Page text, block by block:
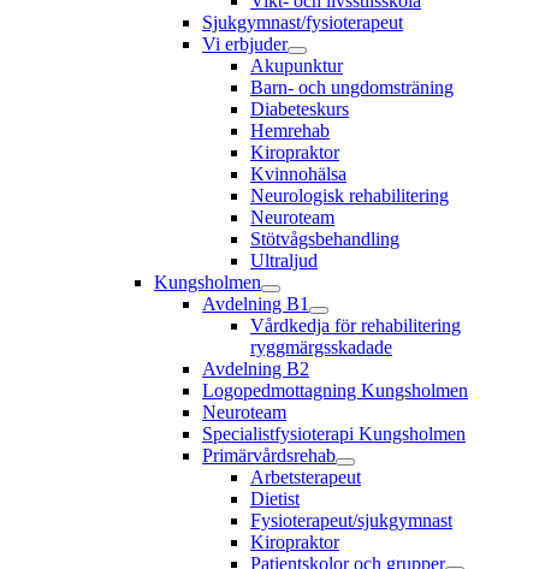
Sjukgymnast/fysioterapeut
Vi erbjuder
Akupunktur
Barn- och ungdomsträning
Diabeteskurs
Hemrehab
Kiropraktor
Kvinnohälsa
Neurologisk rehabilitering
Neuroteam
Stötvågsbehandling
Ultraljud
Kungsholmen
Avdelning B1
Vårdkedja för rehabilitering
ryggmärgsskadade
Avdelning B2
Logopedmottagning Kungsholmen
Neuroteam
Specialistfysioterapi Kungsholmen
Primärvårdsrehab
Arbetsterapeut
Dietist
Fysioterapeut/sjukgymnast
Kiropraktor
Patientskolor och grupper